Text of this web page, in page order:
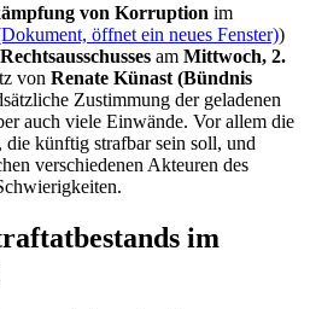
von Korruption im
öffnet ein neues Fenster))
Rechtsausschusses am Mittwoch, 2.
von Renate Künast (Bündnis
Zustimmung der geladenen
auch viele Einwände. Vor allem die
künftig strafbar sein soll, und
verschiedenen Akteuren des
im